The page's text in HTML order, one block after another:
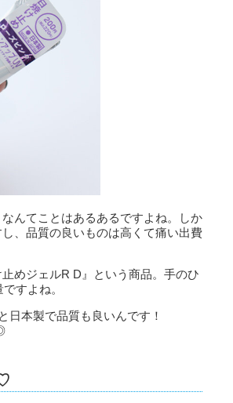
んてことはあるあるですよね。しか
、品質の良いものは高くて痛い出費
めジェルR D』という商品。手のひ
すよね。
日本製で品質も良いんです！